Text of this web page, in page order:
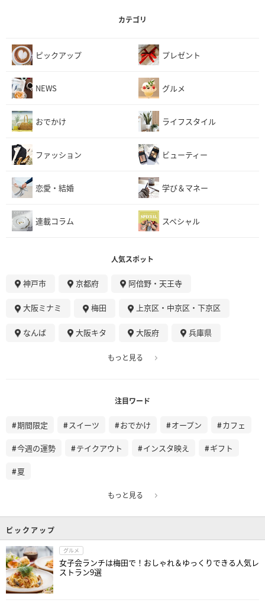
カテゴリ
ピックアップ プレゼント
NEWS グルメ
おでかけ ライフスタイル
ファッション ビューティー
恋愛・結婚 学び＆マネー
連載コラム スペシャル
人気スポット
神戸市 京都府 阿倍野・天王寺
大阪ミナミ 梅田 上京区・中京区・下京区
なんば 大阪キタ 大阪府 兵庫県
もっと見る
注目ワード
期間限定 スイーツ おでかけ オープン カフェ
今週の運勢 テイクアウト インスタ映え ギフト
夏
もっと見る
ピックアップ
グルメ
女子会ランチは梅田で！おしゃれ＆ゆっくりできる人気レ
ストラン9選